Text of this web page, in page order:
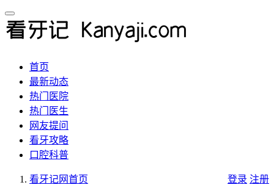
首页
最新动态
热门医院
热门医生
网友提问
看牙攻略
口腔科普
登录 注册
看牙记网首页